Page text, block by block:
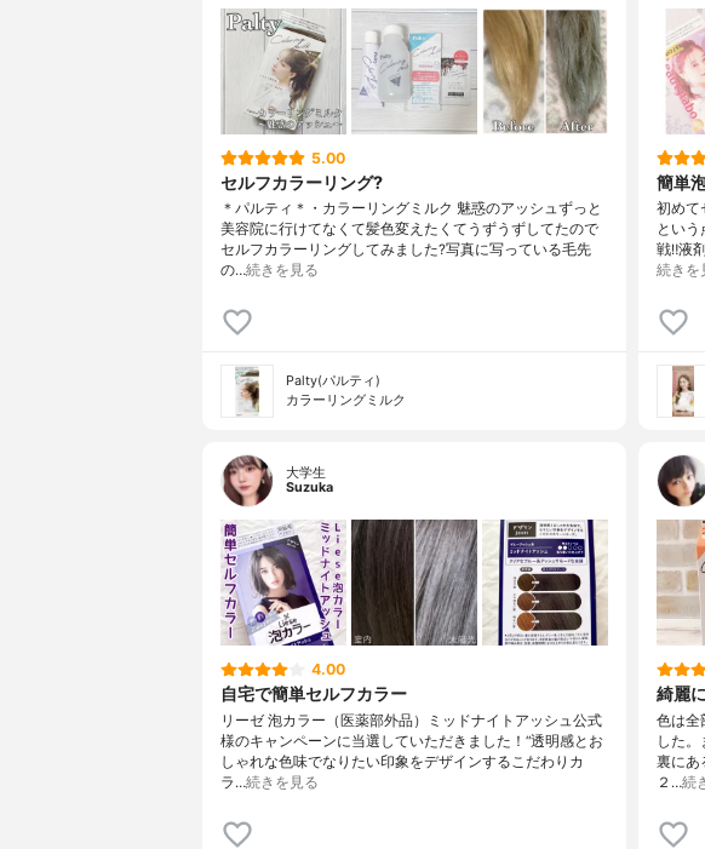
5.00
セルフカラーリング?
＊パルティ＊・カラーリングミルク 魅惑のアッシュずっと
美容院に行けてなくて髪色変えたくてうずうずしてたので
セルフカラーリングしてみました?写真に写っている毛先
の…続きを見る
Palty(パルティ)
カラーリングミルク
簡単
初めて
とい
戦‼︎液
続きを
大学生
Suzuka
4.00
自宅で簡単セルフカラー
リーゼ 泡カラー（医薬部外品）ミッドナイトアッシュ公式
様のキャンペーンに当選していただきました！“透明感とお
しゃれな色味でなりたい印象をデザインするこだわりカ
ラ…続きを見る
綺麗
色は全
した
裏にあ
２…続